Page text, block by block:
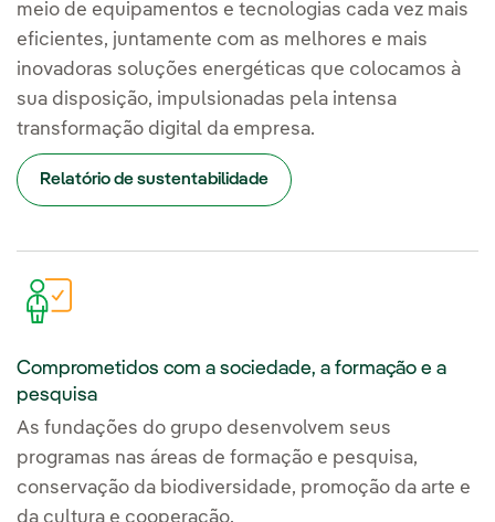
meio de equipamentos e tecnologias cada vez mais
eficientes, juntamente com as melhores e mais
inovadoras soluções energéticas que colocamos à
sua disposição, impulsionadas pela intensa
transformação digital da empresa.
Relatório de sustentabilidade
Comprometidos com a sociedade, a formação e a
pesquisa
As fundações do grupo desenvolvem seus
programas nas áreas de formação e pesquisa,
conservação da biodiversidade, promoção da arte e